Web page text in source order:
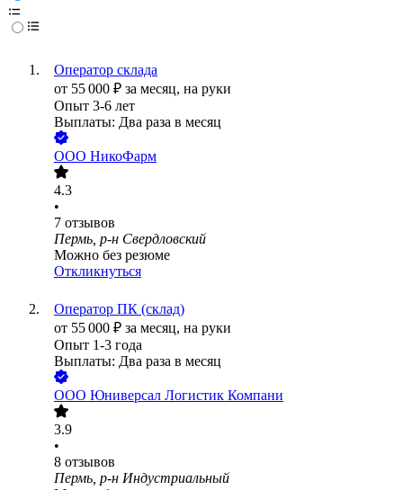
Оператор склада
от 55 000 ₽ за месяц, на руки
Опыт 3-6 лет
Выплаты: Два раза в месяц
ООО НикоФарм
4.3
•
7 отзывов
Пермь, р-н Свердловский
Можно без резюме
Откликнуться
Оператор ПК (склад)
от 55 000 ₽ за месяц, на руки
Опыт 1-3 года
Выплаты: Два раза в месяц
ООО Юниверсал Логистик Компани
3.9
•
8 отзывов
Пермь, р-н Индустриальный